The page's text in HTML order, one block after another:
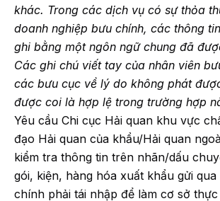
khác. Trong các dịch vụ có sự thỏa
doanh nghiệp bưu chính, các thông
ghi bằng một ngôn ngữ chung đã
Các ghi chú viết tay của nhân viên
các bưu cục về lý do không phát
được coi là hợp lệ trong trường hợp
Yêu cầu Chi cục Hải quan khu vực
đạo Hải quan của khẩu/Hải quan
kiểm tra thông tin trên nhãn/dấu
gói, kiện, hàng hóa xuất khẩu gửi
chính phải tái nhập để làm cơ sở